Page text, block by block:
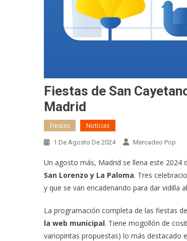
Fiestas de San
Madrid
Fiestas Noticias
1 De Agosto De 2024 Mercadeo Pop
Un agosto más, Madrid se llena este 2024
San Lorenzo y La Paloma. Tres
y que se van encadenando para dar vidilla
La programación completa de las fiestas
la web municipal. Tiene mogollón de
variopintas propuestas) lo más destacado